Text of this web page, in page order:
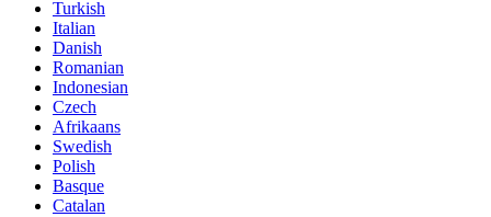
Turkish
Italian
Danish
Romanian
Indonesian
Czech
Afrikaans
Swedish
Polish
Basque
Catalan